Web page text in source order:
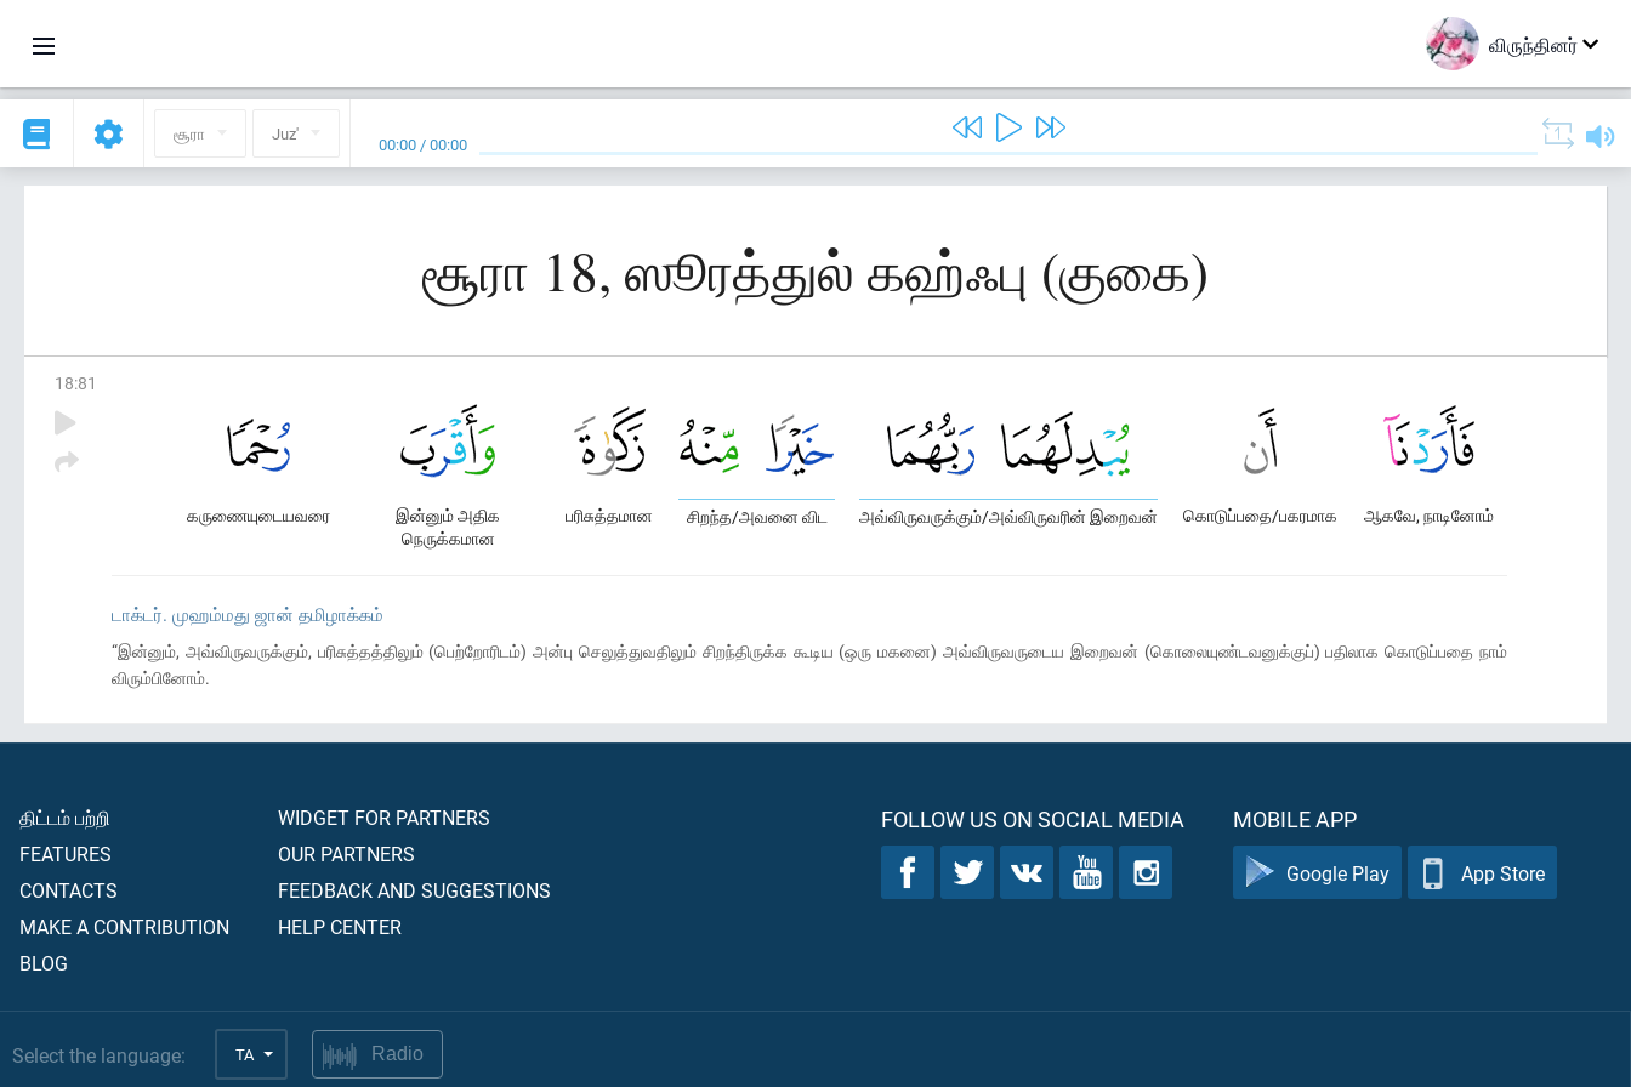
விருந்தினர்
சூரா Juz' 00:00 /00:00
சூரா 18, ஸூரத்துல் கஹ்ஃபு (குகை)
18:81
ஆகவே, நாடினோம்
கொடுப்பதை/பகரமாக
அவ்விருவருக்கும்/அவ்விருவரின் இறைவன்
சிறந்த/அவனை விட
பரிசுத்தமான
இன்னும் அதிக
நெருக்கமான
கருணையுடையவரை
டாக்டர். முஹம்மது ஜான் தமிழாக்கம்
“இன்னும், அவ்விருவருக்கும், பரிசுத்தத்திலும் (பெற்றோரிடம்) அன்பு செலுத்துவதிலும் சிறந்திருக்க கூடிய (ஒரு மகனை) அவ்விருவருடைய இறைவன் (கொலையுண்டவனுக்குப்) பதிலாக கொடுப்பதை நாம்
விரும்பினோம்.
திட்டம் பற்றி
FEATURES
CONTACTS
MAKE A CONTRIBUTION
BLOG
WIDGET FOR PARTNERS
OUR PARTNERS
FEEDBACK AND SUGGESTIONS
HELP CENTER
FOLLOW US ON SOCIAL MEDIA MOBILE APP
Google Play App Store
Select the language: TA Radio